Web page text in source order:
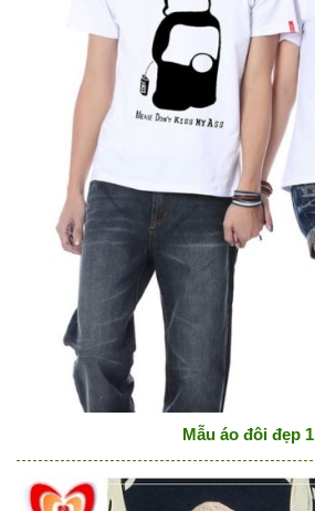
Mẫu áo đôi đẹp 1